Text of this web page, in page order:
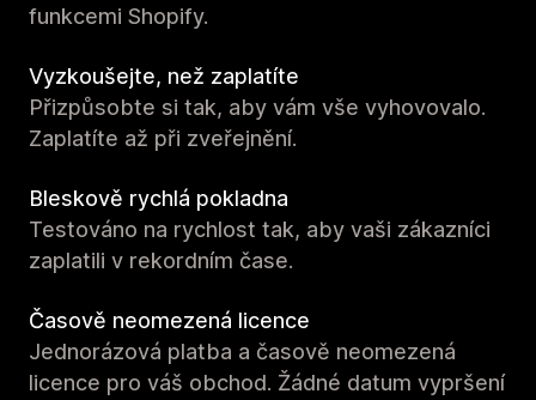
funkcemi Shopify.
Vyzkoušejte, než zaplatíte
Přizpůsobte si tak, aby vám vše vyhovovalo.
Zaplatíte až při zveřejnění.
Bleskově rychlá pokladna
Testováno na rychlost tak, aby vaši zákazníci
zaplatili v rekordním čase.
Časově neomezená licence
Jednorázová platba a časově neomezená
licence pro váš obchod. Žádné datum vypršení